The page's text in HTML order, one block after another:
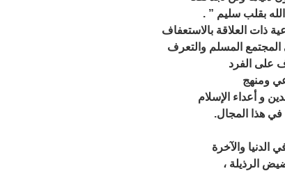
بقلب سليم ” .
المجتمع المسلم والتعرف
على الفرد
ومنهج
و أعداء الإسلام
هذا المجال.
الرذيلة ،